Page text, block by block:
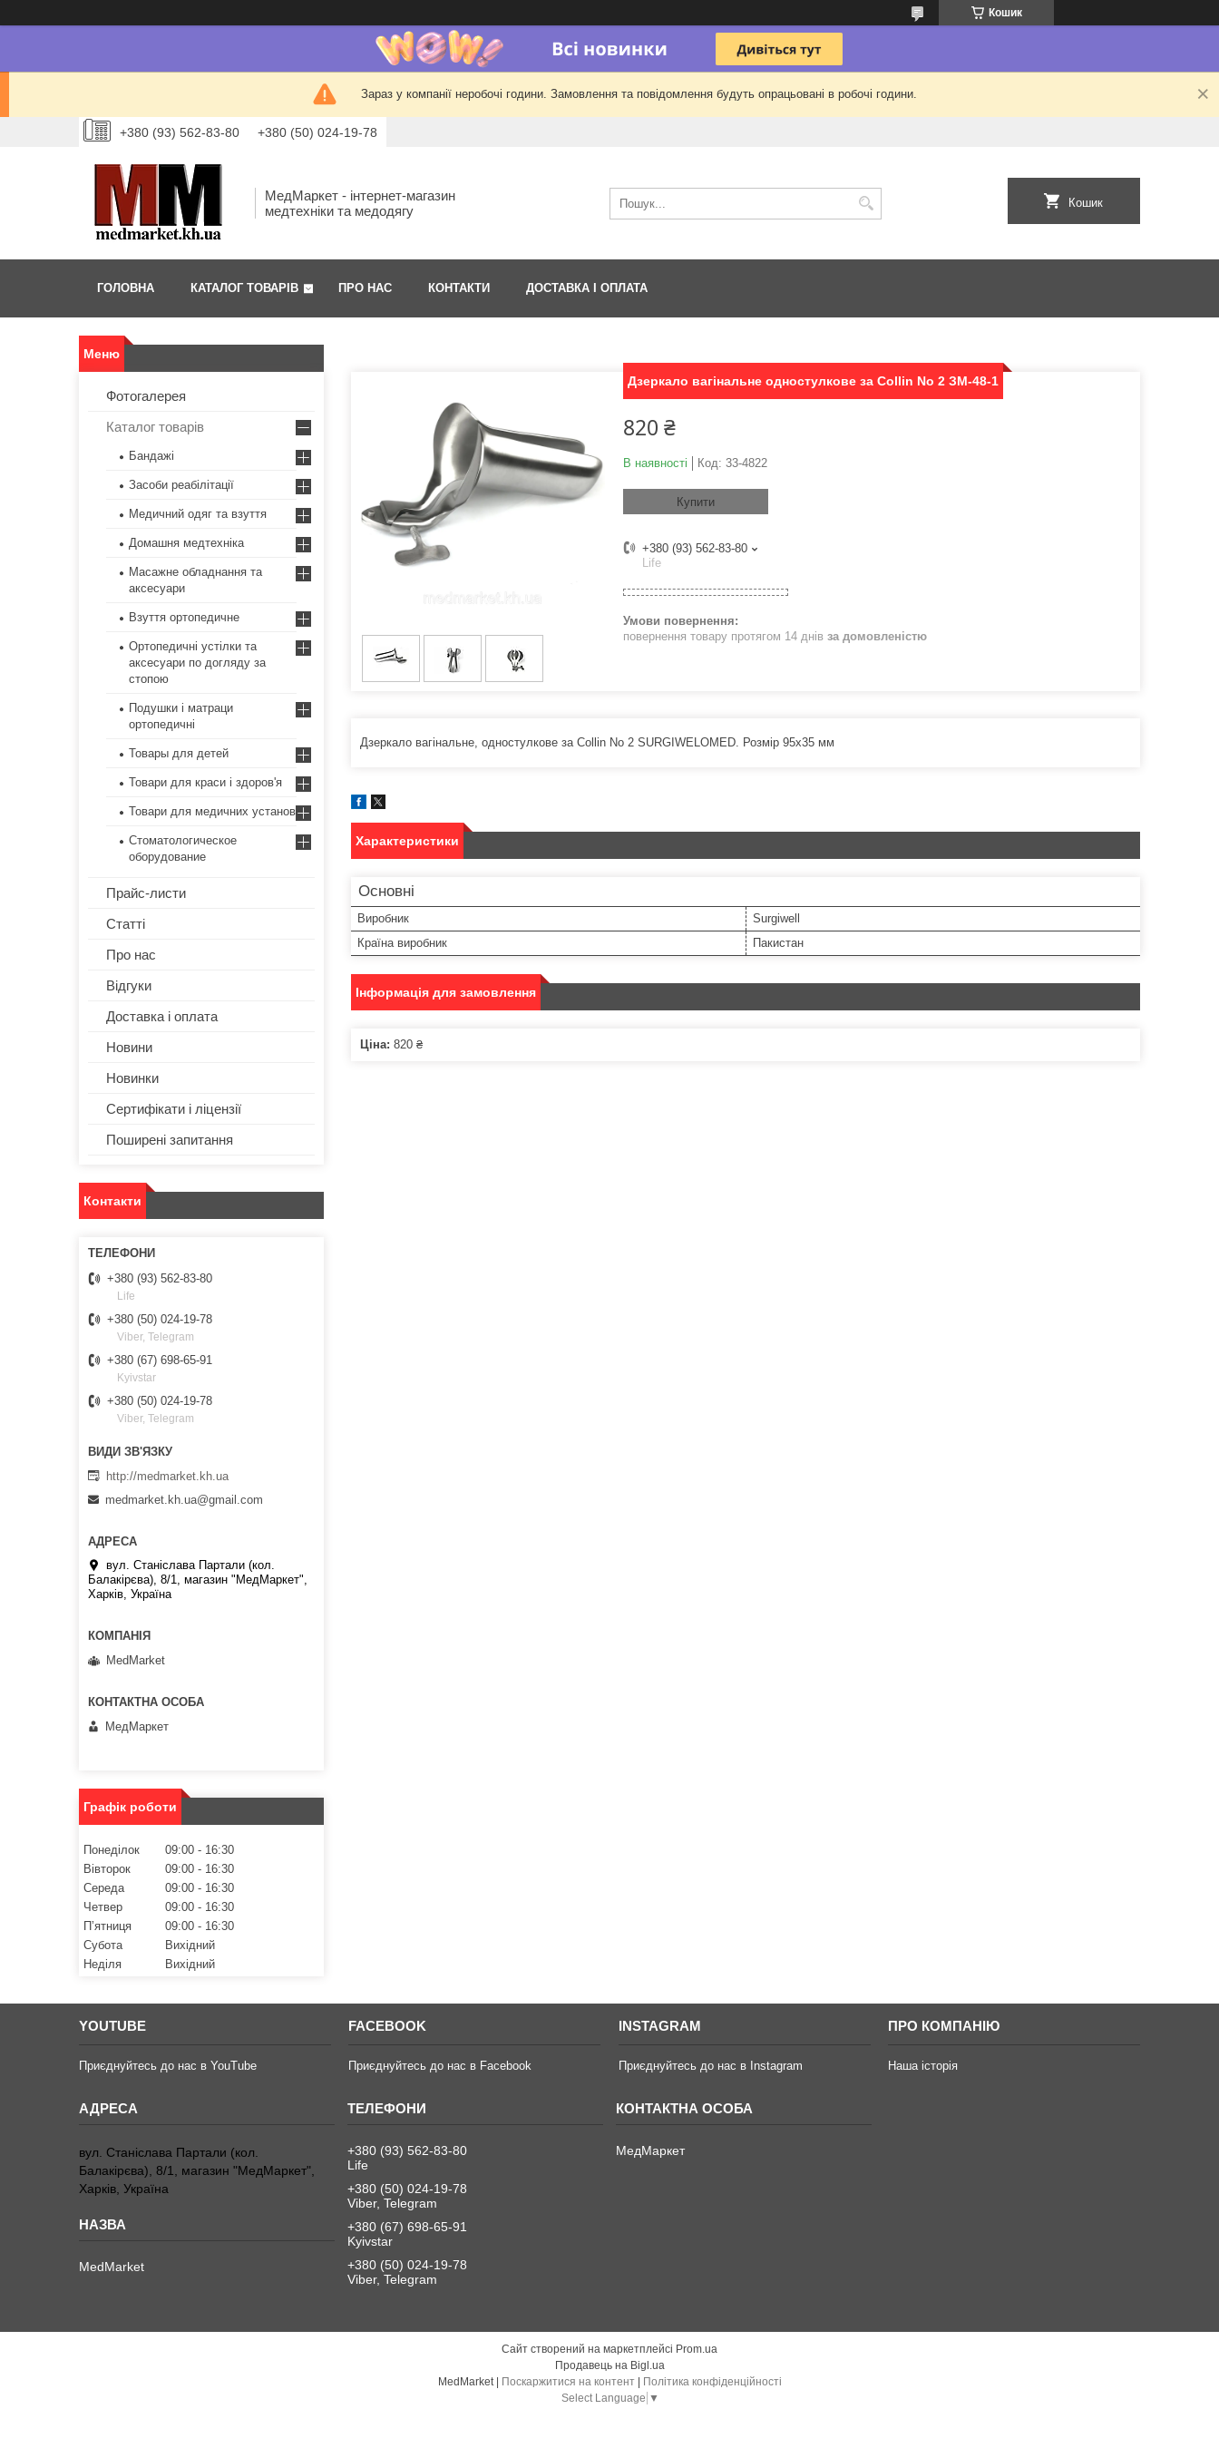
Кошик
Зараз у компанії неробочі години. Замовлення та повідомлення будуть опрацьовані в робочі години.
+380 (93) 562-83-80 +380 (50) 024-19-78
МедМаркет - інтернет-магазин
медтехніки та медодягу
Кошик
ГОЛОВНА КАТАЛОГ ТОВАРІВ ПРО НАС КОНТАКТИ ДОСТАВКА І ОПЛАТА
Дзеркало вагінальне одностулкове за Collin No 2 ЗМ-48-1
820 ₴
В наявності Код: 33-4822
Купити
+380 (93) 562-83-80
Life
повернення товару протягом 14 днів за домовленістю
Дзеркало вагінальне, одностулкове за Collin No 2 SURGIWELOMED. Розмір 95х35 мм
Характеристики
Основні
Виробник
Surgiwell
Країна виробник
Пакистан
Інформація для замовлення
Ціна: 820 ₴
Фотогалерея
Каталог товарів
Бандажі
Засоби реабілітації
Медичний одяг та взуття
Домашня медтехніка
Масажне обладнання та
аксесуари
Взуття ортопедичне
Ортопедичні устілки та
аксесуари по догляду за
стопою
Подушки і матраци
ортопедичні
Товары для детей
Товари для краси і здоров'я
Товари для медичних установ
Стоматологическое
оборудование
Прайс-листи
Статті
Про нас
Відгуки
Доставка і оплата
Новини
Новинки
Сертифікати і ліцензії
Поширені запитання
Контакти
+380 (93) 562-83-80
Life
+380 (50) 024-19-78
Viber, Telegram
+380 (67) 698-65-91
Kyivstar
+380 (50) 024-19-78
Viber, Telegram
http://medmarket.kh.ua
medmarket.kh.ua@gmail.com
вул. Станіслава Партали (кол.
Балакірєва), 8/1, магазин "МедМаркет",
Харків, Україна
MedMarket
МедМаркет
Графік роботи
Понеділок 09:00
16:30
Вівторок
09:00
16:30
Середа
09:00
16:30
Четвер
09:00
16:30
Пʼятниця
09:00
16:30
Субота
Вихідний
Неділя
Вихідний
YOUTUBE
Приєднуйтесь до нас в YouTube
FACEBOOK
Приєднуйтесь до нас в Facebook
INSTAGRAM
Приєднуйтесь до нас в Instagram
ПРО КОМПАНІЮ
Наша історія
вул. Станіслава Партали (кол.
Балакірєва), 8/1, магазин "МедМаркет",
Харків, Україна
MedMarket
+380 (93) 562-83-80
Life
+380 (50) 024-19-78
Viber, Telegram
+380 (67) 698-65-91
Kyivstar
+380 (50) 024-19-78
Viber, Telegram
МедМаркет
Сайт створений на маркетплейсі Prom.ua
Продавець на Bigl.ua
MedMarket | Поскаржитися на контент | Політика конфіденційності
Select Language ▼